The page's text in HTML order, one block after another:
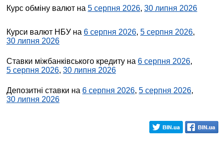
Курс обміну валют на 5 серпня 2026, 30 липня 2026
Курси валют НБУ на 6 серпня 2026, 5 серпня 2026,
30 липня 2026
Ставки міжбанківського кредиту на 6 серпня 2026,
5 серпня 2026, 30 липня 2026
Депозитні ставки на 6 серпня 2026, 5 серпня 2026,
30 липня 2026